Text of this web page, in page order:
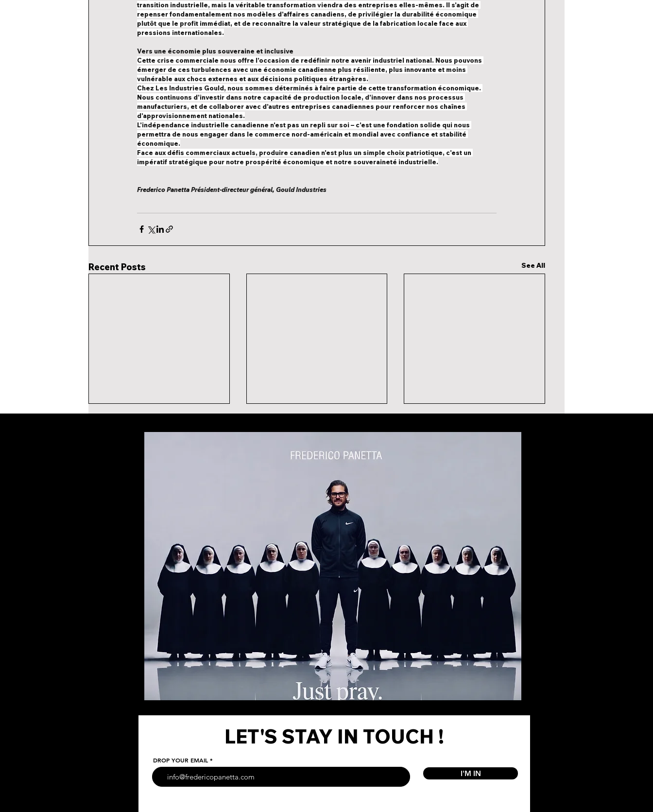
transition industrielle, mais la véritable transformation viendra des entreprises elles-mêmes. Il s'agit de
repenser fondamentalement nos modèles d'affaires canadiens, de privilégier la durabilité économique
plutôt que le profit immédiat, et de reconnaître la valeur stratégique de la fabrication locale face aux
pressions internationales.
Vers une économie plus souveraine et inclusive
Cette crise commerciale nous offre l'occasion de redéfinir notre avenir industriel national. Nous pouvons
émerger de ces turbulences avec une économie canadienne plus résiliente, plus innovante et moins
vulnérable aux chocs externes et aux décisions politiques étrangères.
Chez Les Industries Gould, nous sommes déterminés à faire partie de cette transformation économique.
Nous continuons d'investir dans notre capacité de production locale, d'innover dans nos processus
manufacturiers, et de collaborer avec d'autres entreprises canadiennes pour renforcer nos chaînes
d'approvisionnement nationales.
L'indépendance industrielle canadienne n'est pas un repli sur soi – c'est une fondation solide qui nous
permettra de nous engager dans le commerce nord-américain et mondial avec confiance et stabilité
économique.
Face aux défis commerciaux actuels, produire canadien n'est plus un simple choix patriotique, c'est un
impératif stratégique pour notre prospérité économique et notre souveraineté industrielle.
Frederico PanettaPrésident-directeur général, Gould Industries
Recent Posts See All
ARLENE DICKINSON
LET'S STAY IN TOUCH !
DROP YOUR EMAIL
I'M IN